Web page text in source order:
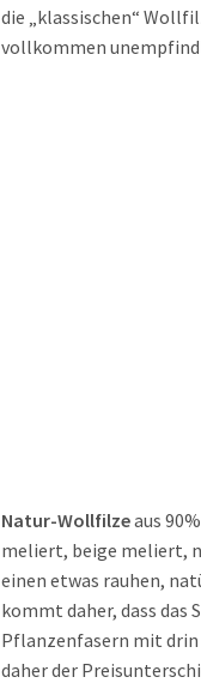
die „klassischen“
vollkommen
Natur-Wollfilzeaus
meliert, beige meliert,
einen etwas rauhen,
kommt daher, dass das
Pflanzenfasern mit
daher der